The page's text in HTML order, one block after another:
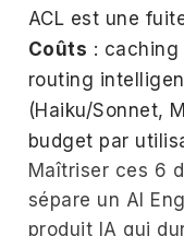
ACL est une
Coûts :
routing
(Haiku/Sonnet,
budget par
Maîtriser ces 6
sépare un AI
produit IA qui